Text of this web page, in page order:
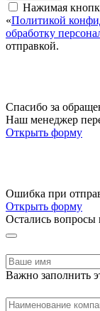
Нажимая
«Политикой
обработку
отправкой.
Спасибо за
Наш менеджер
Открыть форму
Ошибка при
Открыть форму
Остались вопросы
Важно заполнить